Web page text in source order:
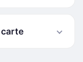
carte